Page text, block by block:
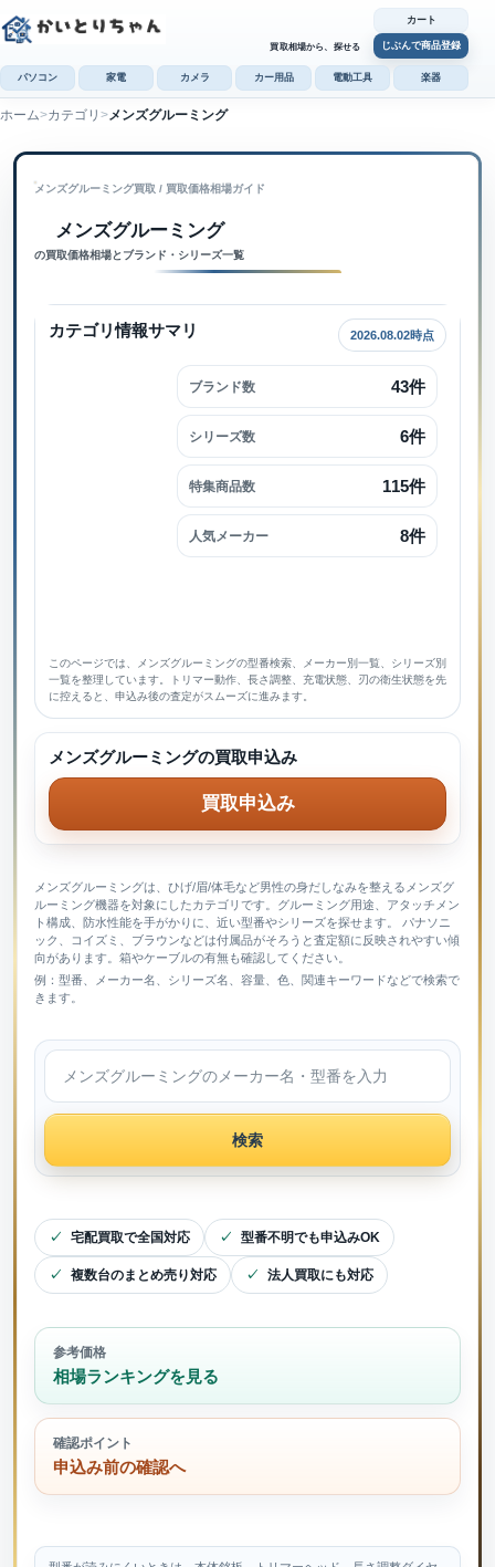
買取相場から、探せる
カート
じぶんで商品登録
パソコン 家電 カメラ カー用品 電動工具 楽器
ホーム カテゴリ メンズグルーミング
メンズグルーミング買取 / 買取価格相場ガイド
メンズグルーミング
の買取価格相場とブランド・シリーズ一覧
メンズグルーミングは、ひげ/眉/体毛など男性の身だしなみを整えるメンズグ
ルーミング機器を対象にしたカテゴリです。グルーミング用途、アタッチメン
ト構成、防水性能を手がかりに、近い型番やシリーズを探せます。 パナソニ
ック、コイズミ、ブラウンなどは付属品がそろうと査定額に反映されやすい傾
向があります。箱やケーブルの有無も確認してください。
例：型番、メーカー名、シリーズ名、容量、色、関連キーワードなどで検索で
きます。
メンズグルーミング内で検索
検索
宅配買取で全国対応 型番不明でも申込みOK
複数台のまとめ売り対応 法人買取にも対応
参考価格
相場ランキングを見る
確認ポイント
申込み前の確認へ
カテゴリ情報サマリ 2026.08.02時点
ブランド数 43件
シリーズ数 6件
特集商品数 115件
人気メーカー 8件
このページでは、メンズグルーミングの型番検索、メーカー別一覧、シリーズ別
一覧を整理しています。トリマー動作、長さ調整、充電状態、刃の衛生状態を先
に控えると、申込み後の査定がスムーズに進みます。
メンズグルーミングの買取申込み
買取申込み